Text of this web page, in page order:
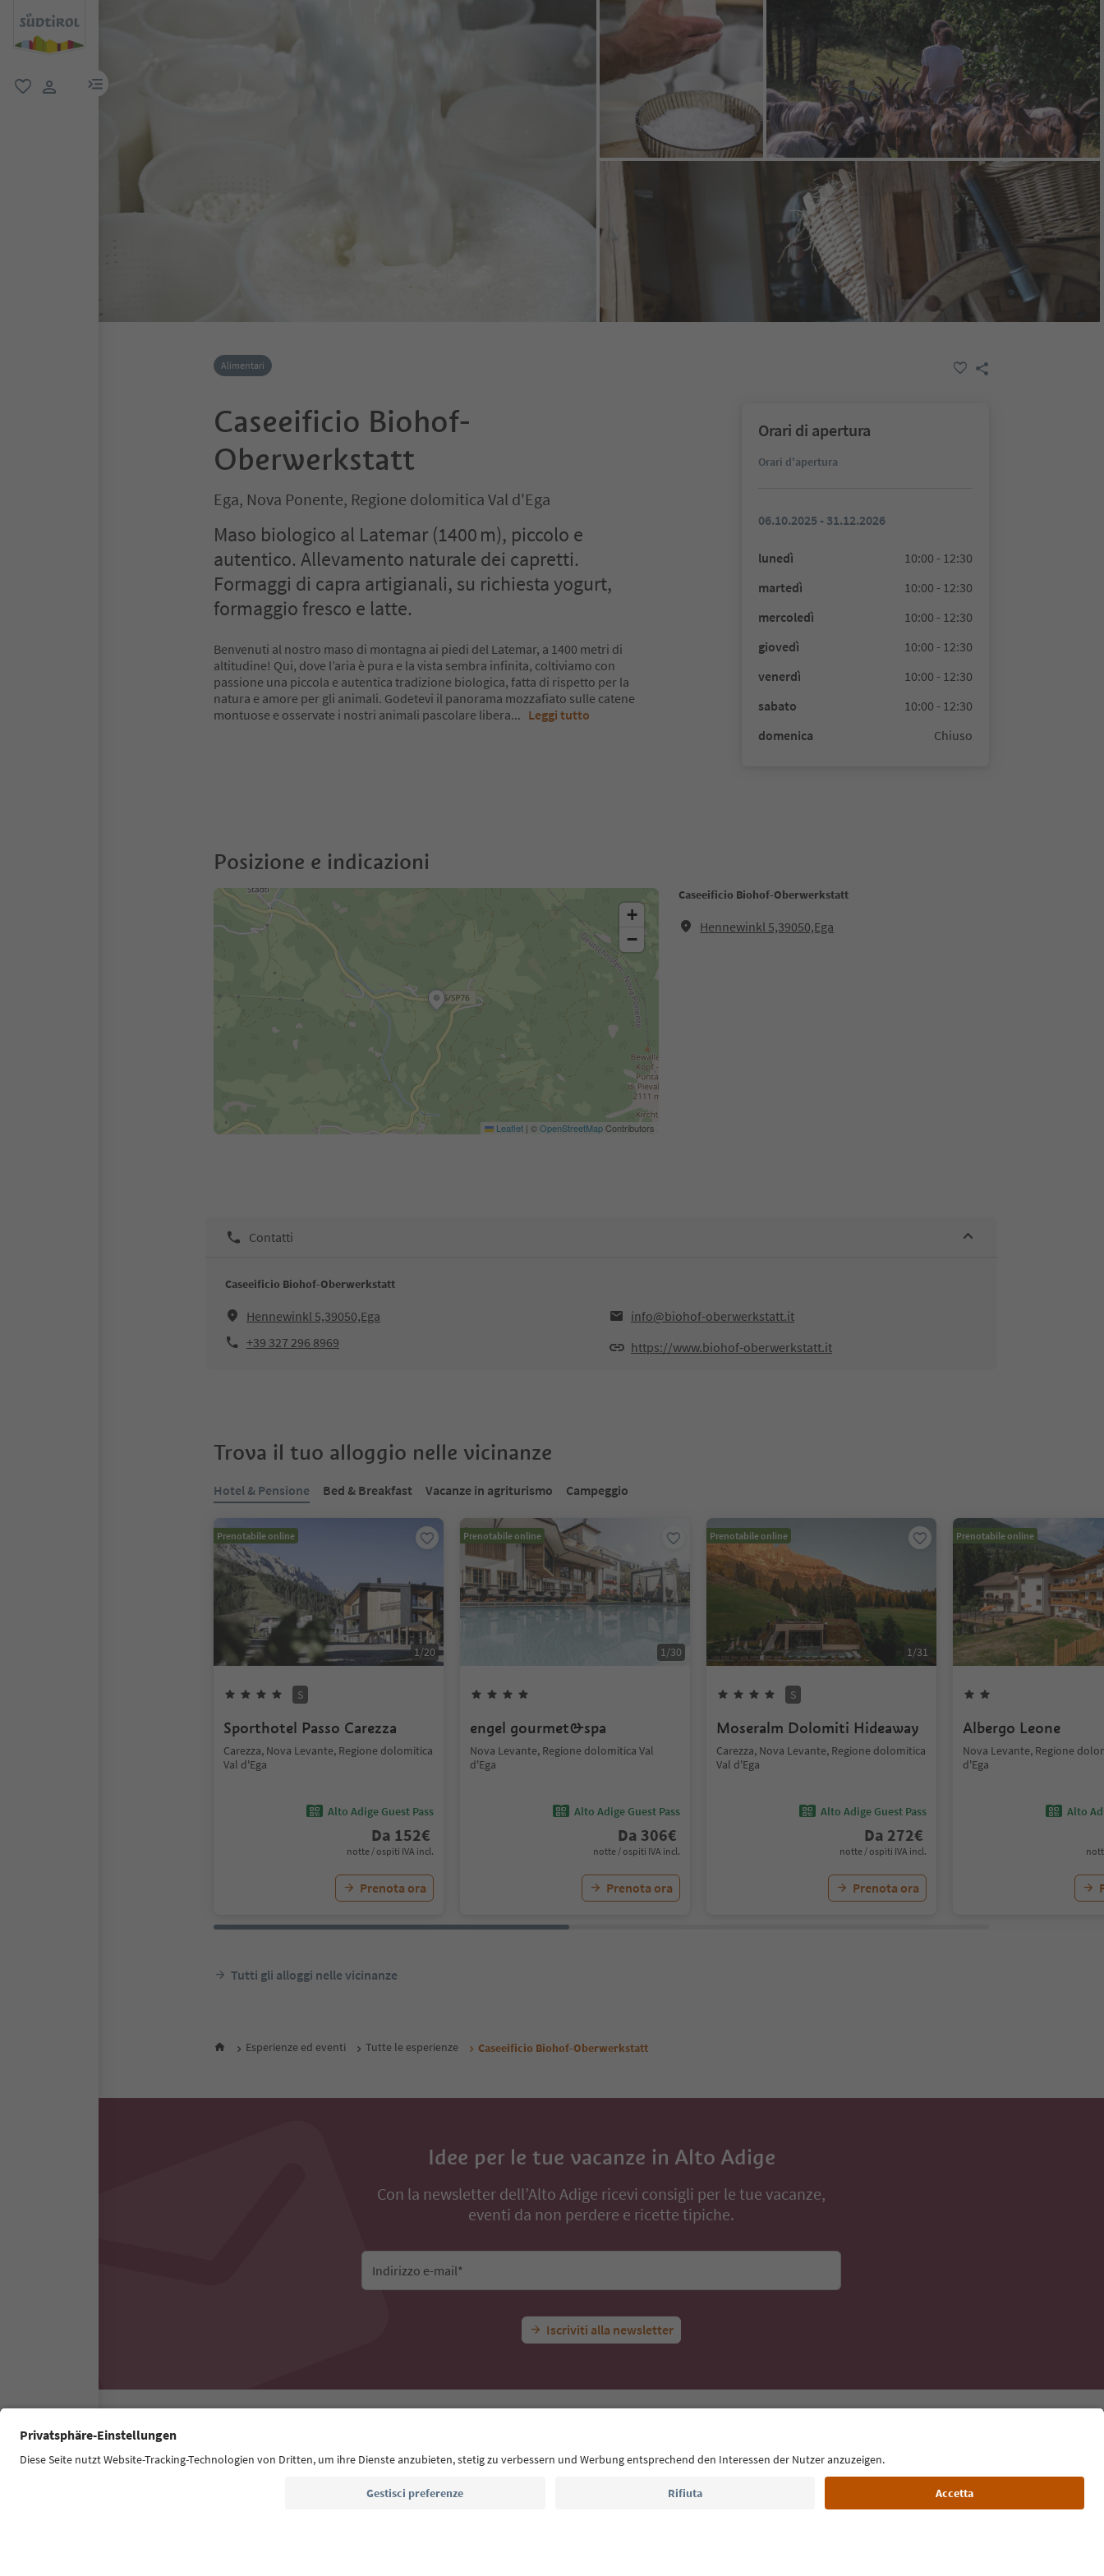
menu link
Alimentari
Caseeificio Biohof-
Oberwerkstatt
Ega, Nova Ponente, Regione dolomitica Val d'Ega
Maso biologico al Latemar (1400 m), piccolo e
autentico. Allevamento naturale dei capretti.
Formaggi di capra artigianali, su richiesta yogurt,
formaggio fresco e latte.
Benvenuti al nostro maso di montagna ai piedi del Latemar, a 1400 metri di
altitudine! Qui, dove l’aria è pura e la vista sembra infinita, coltiviamo con
passione una piccola e autentica tradizione biologica, fatta di rispetto per la
natura e amore per gli animali. Godetevi il panorama mozzafiato sulle catene
montuose e osservate i nostri animali pascolare libera... Leggi tutto
Orari di apertura
Orari d'apertura
06.10.2025 - 31.12.2026
lunedì
10:00 - 12:30
martedì
10:00 - 12:30
mercoledì
10:00 - 12:30
giovedì
10:00 - 12:30
venerdì
10:00 - 12:30
sabato
10:00 - 12:30
domenica
Chiuso
Posizione e indicazioni
Caseeificio Biohof-Oberwerkstatt
Hennewinkl 5,39050,Ega
+
−
Leaflet | ©OpenStreetMapContributors
Contatti
Caseeificio Biohof-Oberwerkstatt
Hennewinkl 5,39050,Ega
info@biohof-oberwerkstatt.it
+39 327 296 8969
https://www.biohof-oberwerkstatt.it
Trova il tuo alloggio nelle vicinanze
Hotel & Pensione Bed & Breakfast Vacanze in agriturismo Campeggio
Prenotabile online
1/20
S
Sporthotel Passo Carezza
Carezza, Nova Levante, Regione dolomitica
Val d'Ega
Alto Adige Guest Pass
Da 152€
notte / ospiti IVA incl.
Prenota ora
Prenotabile online
1/30
engel gourmet&spa
Nova Levante, Regione dolomitica Val
d'Ega
Alto Adige Guest Pass
Da 306€
notte / ospiti IVA incl.
Prenota ora
Prenotabile online
1/31
S
Moseralm Dolomiti Hideaway
Carezza, Nova Levante, Regione dolomitica
Val d'Ega
Alto Adige Guest Pass
Da 272€
notte / ospiti IVA incl.
Prenota ora
Prenotabile online
Albergo Leone
Nova Levante, Regione
d'Ega
Alto
Tutti gli alloggi nelle vicinanze
Esperienze ed eventi Tutte le esperienze Caseeificio Biohof-Oberwerkstatt
Idee per le tue vacanze in Alto Adige
Con la newsletter dell’Alto Adige ricevi consigli per le tue vacanze,
eventi da non perdere e ricette tipiche.
Indirizzo e-mail*
Iscriviti alla newsletter
Lingua: Italiano